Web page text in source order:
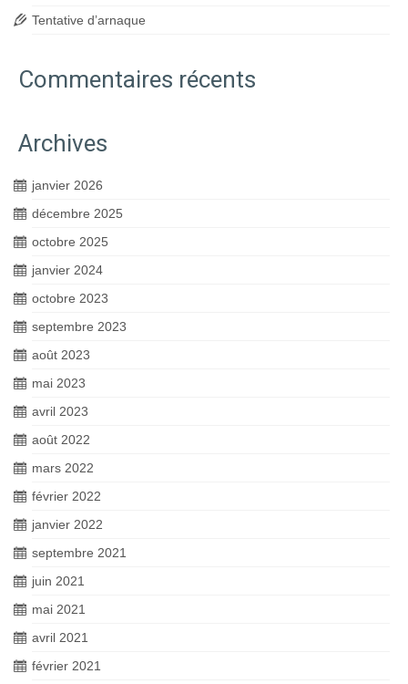
Tentative d’arnaque
Commentaires récents
Archives
janvier 2026
décembre 2025
octobre 2025
janvier 2024
octobre 2023
septembre 2023
août 2023
mai 2023
avril 2023
août 2022
mars 2022
février 2022
janvier 2022
septembre 2021
juin 2021
mai 2021
avril 2021
février 2021